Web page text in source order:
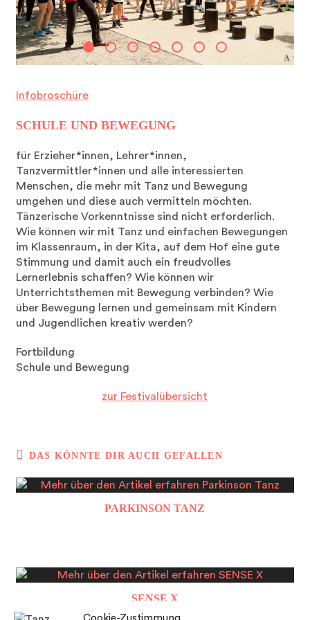
Infobroschüre
SCHULE UND BEWEGUNG
für Erzieher*innen, Lehrer*innen,
Tanzvermittler*innen und alle interessierten
Menschen, die mehr mit Tanz und Bewegung
umgehen und diese auch vermitteln möchten.
Tänzerische Vorkenntnisse sind nicht erforderlich.
Wie können wir mit Tanz und einfachen Bewegungen
im Klassenraum, in der Kita, auf dem Hof eine gute
Stimmung und damit auch ein freudvolles
Lernerlebnis schaffen? Wie können wir
Unterrichtsthemen mit Bewegung verbinden? Wie
über Bewegung lernen und gemeinsam mit Kindern
und Jugendlichen kreativ werden?
Fortbildung
Schule und Bewegung
zur Festivalübersicht
DAS KÖNNTE DIR AUCH GEFALLEN
PARKINSON TANZ
SENSE X